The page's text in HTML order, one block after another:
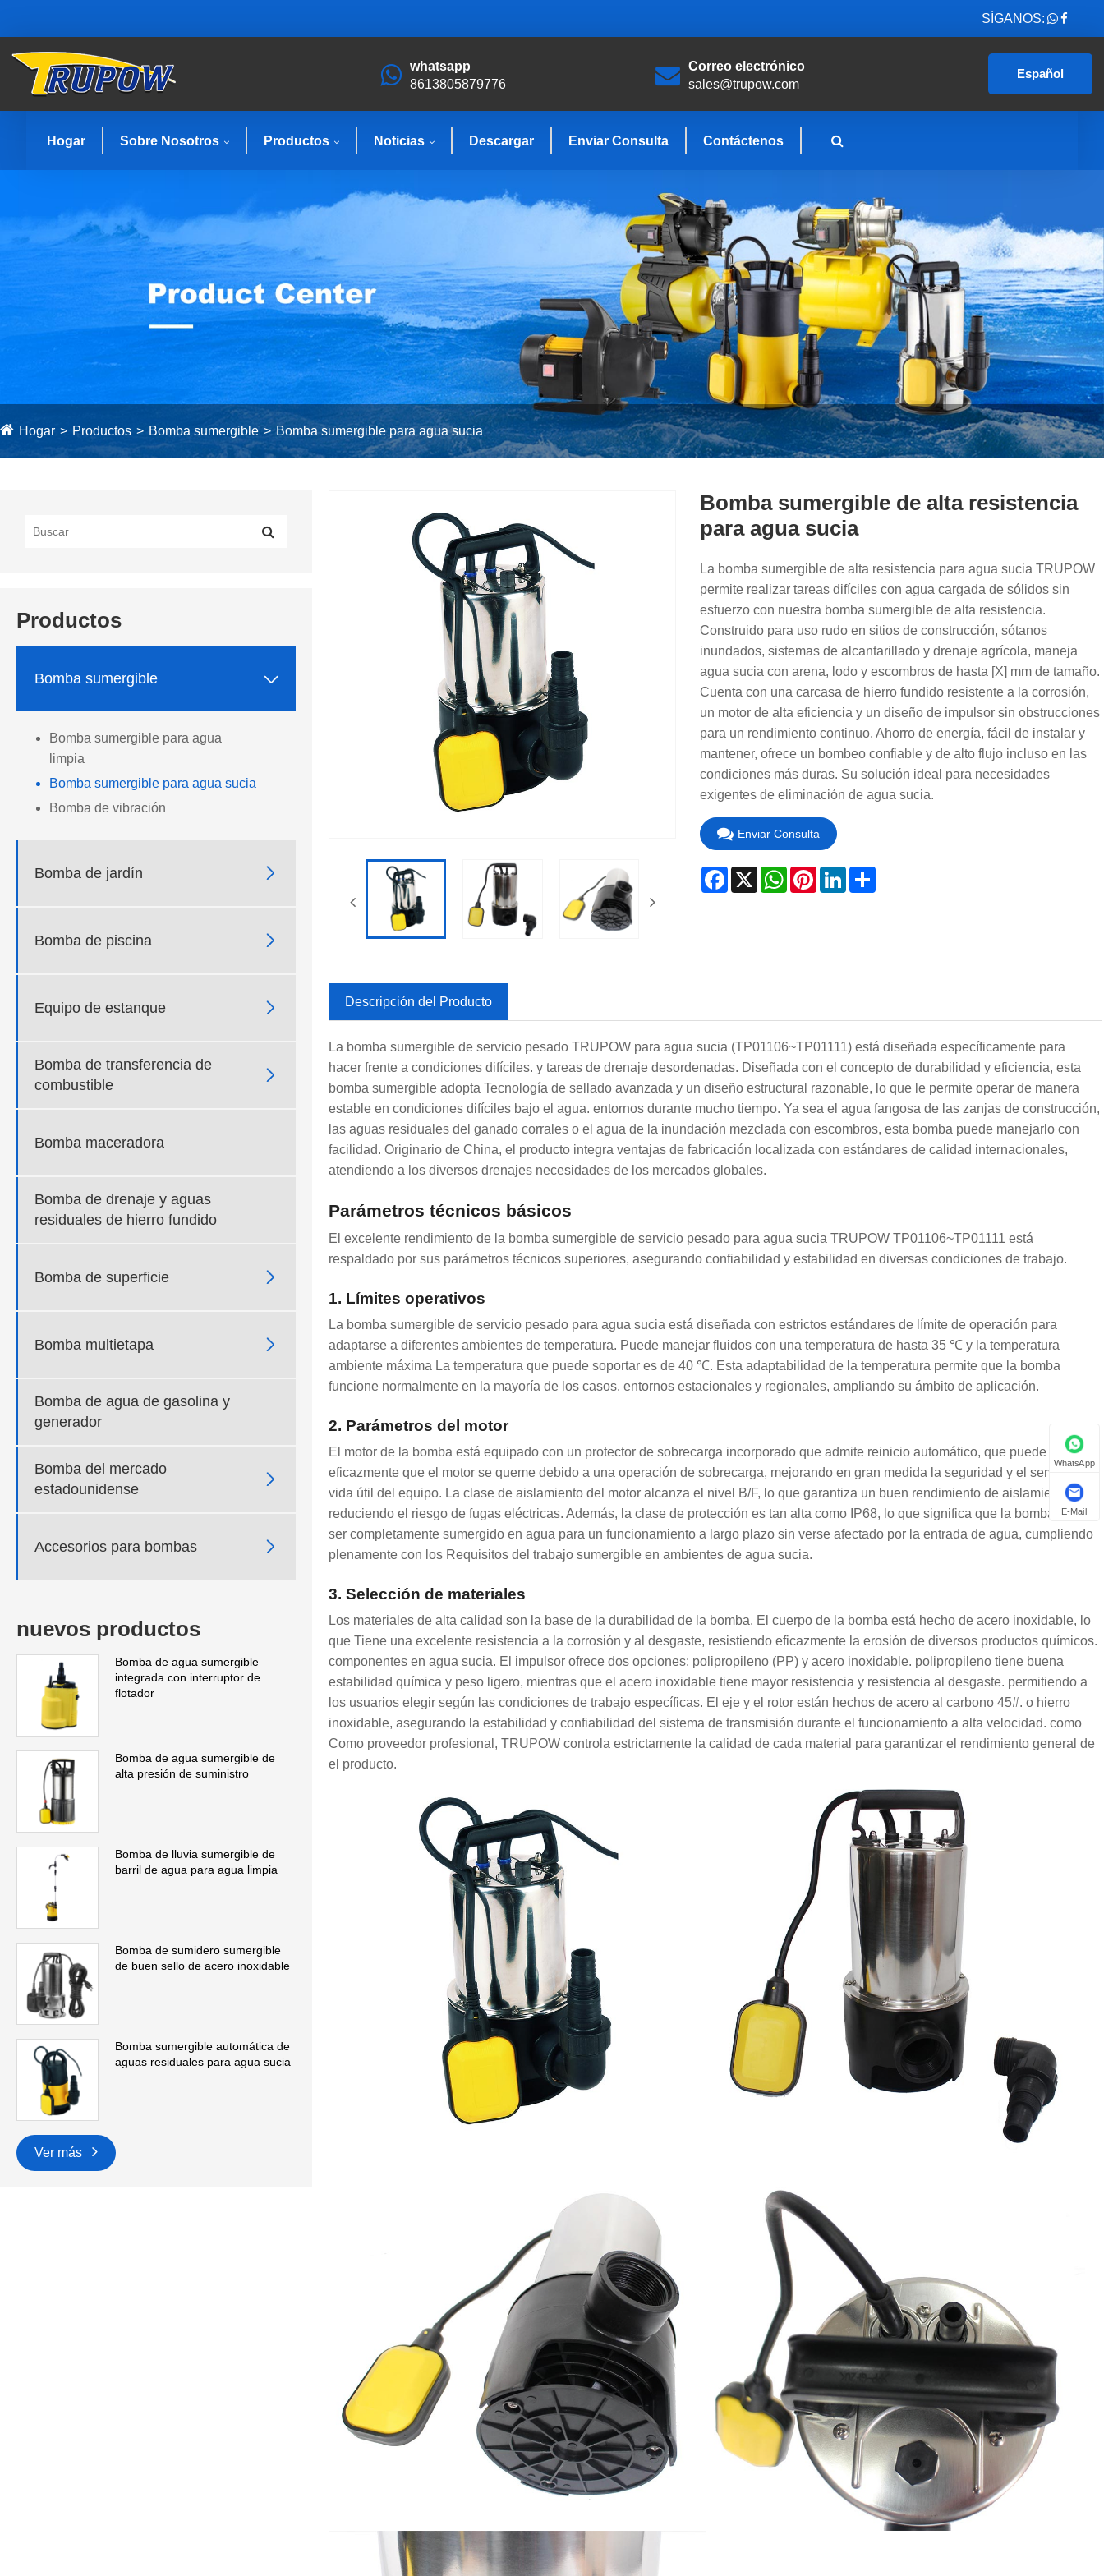
SÍGANOS:
whatsapp
8613805879776
Correo electrónico
sales@trupow.com
Español
Hogar Sobre Nosotros Productos Noticias Descargar Enviar Consulta Contáctenos
Hogar Productos Bomba sumergible Bomba sumergible para agua sucia
Productos
Bomba sumergible 
Bomba sumergible para agua
limpia
Bomba sumergible para agua sucia
Bomba de vibración
Bomba de jardín 
Bomba de piscina 
Equipo de estanque 
Bomba de transferencia de
combustible

Bomba maceradora
Bomba de drenaje y aguas
residuales de hierro fundido
Bomba de superficie 
Bomba multietapa 
Bomba de agua de gasolina y
generador
Bomba del mercado
estadounidense

Accesorios para bombas 
nuevos productos
Bomba de agua sumergible
integrada con interruptor de
flotador
Bomba de agua sumergible de
alta presión de suministro
Bomba de lluvia sumergible de
barril de agua para agua limpia
Bomba de sumidero sumergible
de buen sello de acero inoxidable
Bomba sumergible automática de
aguas residuales para agua sucia
Ver más
Bomba sumergible de alta resistencia
para agua sucia
La bomba sumergible de alta resistencia para agua sucia TRUPOW
permite realizar tareas difíciles con agua cargada de sólidos sin
esfuerzo con nuestra bomba sumergible de alta resistencia.
Construido para uso rudo en sitios de construcción, sótanos
inundados, sistemas de alcantarillado y drenaje agrícola, maneja
agua sucia con arena, lodo y escombros de hasta [X] mm de tamaño.
Cuenta con una carcasa de hierro fundido resistente a la corrosión,
un motor de alta eficiencia y un diseño de impulsor sin obstrucciones
para un rendimiento continuo. Ahorro de energía, fácil de instalar y
mantener, ofrece un bombeo confiable y de alto flujo incluso en las
condiciones más duras. Su solución ideal para necesidades
exigentes de eliminación de agua sucia.
Enviar Consulta
Facebook
X WhatsApp
PinterestLinkedInShare
Descripción del Producto
La bomba sumergible de servicio pesado TRUPOW para agua sucia (TP01106~TP01111) está diseñada específicamente para
hacer frente a condiciones difíciles. y tareas de drenaje desordenadas. Diseñada con el concepto de durabilidad y eficiencia, esta
bomba sumergible adopta Tecnología de sellado avanzada y un diseño estructural razonable, lo que le permite operar de manera
estable en condiciones difíciles bajo el agua. entornos durante mucho tiempo. Ya sea el agua fangosa de las zanjas de construcción,
las aguas residuales del ganado corrales o el agua de la inundación mezclada con escombros, esta bomba puede manejarlo con
facilidad. Originario de China, el producto integra ventajas de fabricación localizada con estándares de calidad internacionales,
atendiendo a los diversos drenajes necesidades de los mercados globales.
Parámetros técnicos básicos
El excelente rendimiento de la bomba sumergible de servicio pesado para agua sucia TRUPOW TP01106~TP01111 está
respaldado por sus parámetros técnicos superiores, asegurando confiabilidad y estabilidad en diversas condiciones de trabajo.
1. Límites operativos
La bomba sumergible de servicio pesado para agua sucia está diseñada con estrictos estándares de límite de operación para
adaptarse a diferentes ambientes de temperatura. Puede manejar fluidos con una temperatura de hasta 35 ℃ y la temperatura
ambiente máxima La temperatura que puede soportar es de 40 ℃. Esta adaptabilidad de la temperatura permite que la bomba
funcione normalmente en la mayoría de los casos. entornos estacionales y regionales, ampliando su ámbito de aplicación.
2. Parámetros del motor
El motor de la bomba está equipado con un protector de sobrecarga incorporado que admite reinicio automático, que puede Evita
eficazmente que el motor se queme debido a una operación de sobrecarga, mejorando en gran medida la seguridad y el servicio.
vida útil del equipo. La clase de aislamiento del motor alcanza el nivel B/F, lo que garantiza un buen rendimiento de aislamiento y
reduciendo el riesgo de fugas eléctricas. Además, la clase de protección es tan alta como IP68, lo que significa que la bomba puede
ser completamente sumergido en agua para un funcionamiento a largo plazo sin verse afectado por la entrada de agua, cumpliendo
plenamente con los Requisitos del trabajo sumergible en ambientes de agua sucia.
3. Selección de materiales
Los materiales de alta calidad son la base de la durabilidad de la bomba. El cuerpo de la bomba está hecho de acero inoxidable, lo
que Tiene una excelente resistencia a la corrosión y al desgaste, resistiendo eficazmente la erosión de diversos productos químicos.
componentes en agua sucia. El impulsor ofrece dos opciones: polipropileno (PP) y acero inoxidable. polipropileno tiene buena
estabilidad química y peso ligero, mientras que el acero inoxidable tiene mayor resistencia y resistencia al desgaste. permitiendo a
los usuarios elegir según las condiciones de trabajo específicas. El eje y el rotor están hechos de acero al carbono 45#. o hierro
inoxidable, asegurando la estabilidad y confiabilidad del sistema de transmisión durante el funcionamiento a alta velocidad. como
Como proveedor profesional, TRUPOW controla estrictamente la calidad de cada material para garantizar el rendimiento general de
el producto.
WhatsApp
E-Mail